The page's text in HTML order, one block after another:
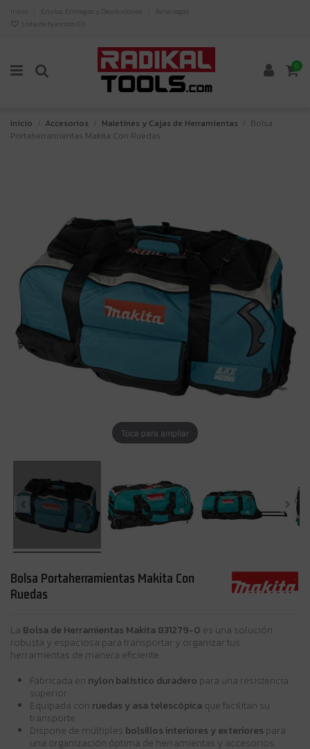
Inicio Envíos, Entregas y Devoluciones
Aviso legal
Lista de favoritos ( 0)
0
Inicio Accesorios Maletines y Cajas de Herramientas
Bolsa
Portaherramientas Makita Con Ruedas
Toca para ampliar
Bolsa Portaherramientas Makita Con
Ruedas
La Bolsa de Herramientas Makita 831279-0 es una solución
robusta y espaciosa para transportar y organizar tus
herramientas de manera eficiente.
Fabricada en nylon balístico duradero para una resistencia
superior.
Equipada con ruedas y asa telescópica que facilitan su
transporte.
Dispone de múltiples bolsillos interiores y exteriores para
una organización óptima de herramientas y accesorios.